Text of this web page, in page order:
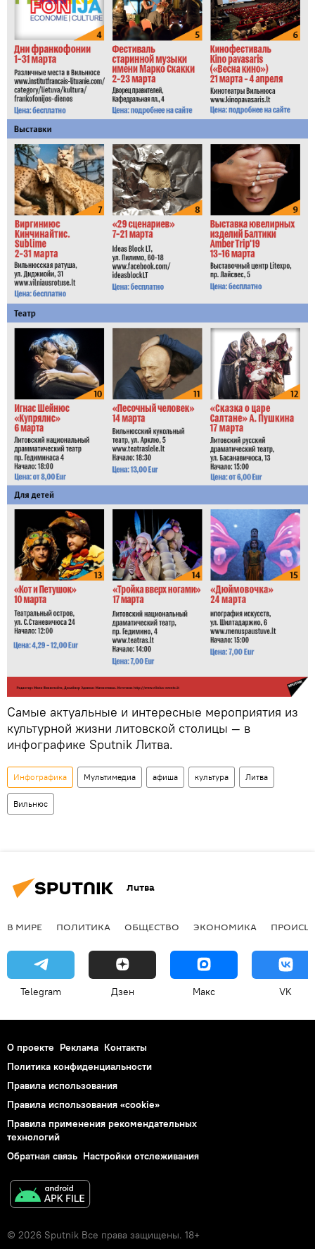
Самые актуальные и интересные мероприятия из
культурной жизни литовской столицы — в
инфографике Sputnik Литва.
Инфографика Мультимедиа афиша культура Литва
Вильнюс
Литва
В МИРЕ ПОЛИТИКА ОБЩЕСТВО ЭКОНОМИКА
Telegram Дзен Макс VK
О проекте Реклама Контакты
Политика конфиденциальности
Правила использования
Правила использования «cookie»
Правила применения рекомендательных
технологий
Обратная связь Настройки отслеживания
© 2026 Sputnik Все права защищены. 18+